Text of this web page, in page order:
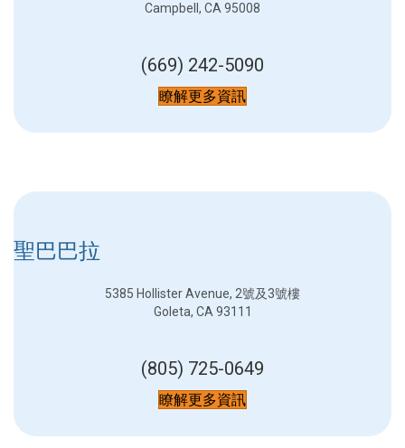
Campbell, CA 95008
(669) 242-5090
瞭解更多資訊
聖巴巴拉
5385 Hollister Avenue, 2號及3號樓
Goleta, CA 93111
(805) 725-0649
瞭解更多資訊